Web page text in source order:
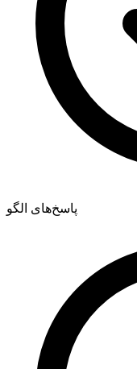
پاسخ‌های الگو